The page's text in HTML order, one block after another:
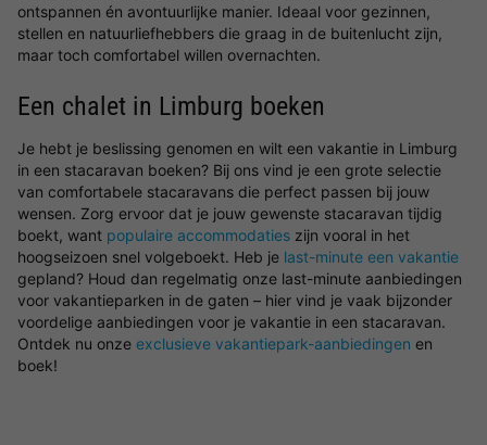
ontspannen én avontuurlijke manier. Ideaal voor gezinnen,
stellen en natuurliefhebbers die graag in de buitenlucht zijn,
maar toch comfortabel willen overnachten.
Een chalet in Limburg boeken
Je hebt je beslissing genomen en wilt een vakantie in Limburg
in een stacaravan boeken? Bij ons vind je een grote selectie
van comfortabele stacaravans die perfect passen bij jouw
wensen. Zorg ervoor dat je jouw gewenste stacaravan tijdig
boekt, want populaire accommodaties zijn vooral in het
hoogseizoen snel volgeboekt. Heb je last-minute een vakantie
gepland? Houd dan regelmatig onze last-minute aanbiedingen
voor vakantieparken in de gaten – hier vind je vaak bijzonder
voordelige aanbiedingen voor je vakantie in een stacaravan.
Ontdek nu onze exclusieve vakantiepark-aanbiedingen en
boek!